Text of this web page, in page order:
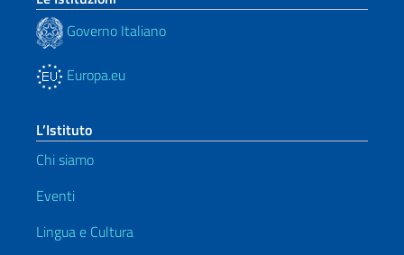
Governo Italiano
Europa.eu
L’Istituto
Chi siamo
Eventi
Lingua e Cultura